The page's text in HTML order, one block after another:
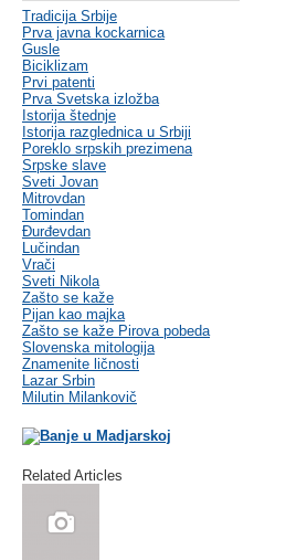
Tradicija Srbije
Prva javna kockarnica
Gusle
Biciklizam
Prvi patenti
Prva Svetska izložba
Istorija štednje
Istorija razglednica u Srbiji
Poreklo srpskih prezimena
Srpske slave
Sveti Jovan
Mitrovdan
Tomindan
Đurđevdan
Lučindan
Vrači
Sveti Nikola
Zašto se kaže
Pijan kao majka
Zašto se kaže Pirova pobeda
Slovenska mitologija
Znamenite ličnosti
Lazar Srbin
Milutin Milankovič
Related Articles